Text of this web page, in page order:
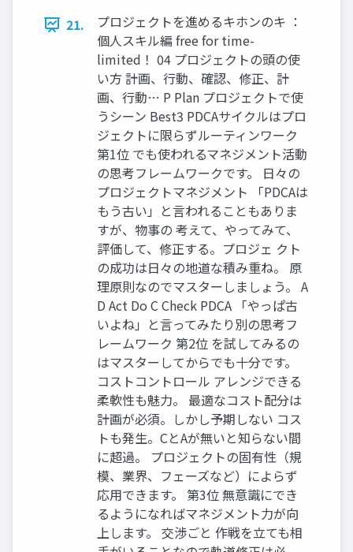
21.
プロジェクトを進めるキホンのキ ：
個人スキル編 free for time-
limited！ 04 プロジェクトの頭の使
い方 計画、行動、確認、修正、計
画、行動… P Plan プロジェクトで使
うシーン Best3 PDCAサイクルはプロ
ジェクトに限らずルーティンワーク
第1位 でも使われるマネジメント活動
の思考フレームワークです。 日々の
プロジェクトマネジメント 「PDCAは
もう古い」と言われることもありま
すが、物事の 考えて、やってみて、
評価して、修正する。プロジェ クト
の成功は日々の地道な積み重ね。 原
理原則なのでマスターしましょう。 A
D Act Do C Check PDCA 「やっぱ古
いよね」と言ってみたり別の思考フ
レームワーク 第2位 を試してみるの
はマスターしてからでも十分です。
コストコントロール アレンジできる
柔軟性も魅力。 最適なコスト配分は
計画が必須。しかし予期しない コス
トも発生。CとAが無いと知らない間
に超過。 プロジェクトの固有性（規
模、業界、フェーズなど）によらず
応用できます。 第3位 無意識にでき
るようになればマネジメント力が向
上します。 交渉ごと 作戦を立ても相